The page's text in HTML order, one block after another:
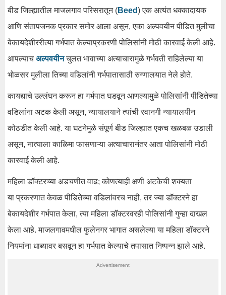
बीड जिल्ह्यातील माजलगाव परिसरातून (Beed ) एक अत्यंत धक्कादायक
आणि संतापजनक प्रकार समोर आला असून, एका अल्पवयीन पीडित मुलीचा
बेकायदेशीररीत्या गर्भपात केल्याप्रकरणी पोलिसांनी मोठी कारवाई केली आहे.
आपल्याच अल्पवयीन चुलत भावाच्या अत्याचारामुळे गर्भवती राहिलेल्या या
भोळसर मुलीला तिच्या वडिलांनी गर्भपातासाठी रुग्णालयात नेले होते.
कायद्याचे उल्लंघन करून हा गर्भपात घडवून आणल्यामुळे पोलिसांनी पीडितेच्या
वडिलांना अटक केली असून, न्यायालयाने त्यांची रवानगी न्यायालयीन
कोठडीत केली आहे. या घटनेमुळे संपूर्ण बीड जिल्ह्यात एकच खळबळ उडाली
असून, नात्याला काळिमा फासणाऱ्या अत्याचारानंतर आता पोलिसांनी मोठी
कारवाई केली आहे.
महिला डॉक्टरच्या अडचणीत वाढ; कोणत्याही क्षणी अटकेची शक्यता
या प्रकरणात केवळ पीडितेच्या वडिलांवरच नाही, तर ज्या डॉक्टरने हा
बेकायदेशीर गर्भपात केला, त्या महिला डॉक्टरवरही पोलिसांनी गुन्हा दाखल
केला आहे. माजलगावमधील फुलेनगर भागात असलेल्या या महिला डॉक्टरने
नियमांना धाब्यावर बसवून हा गर्भपात केल्याचे तपासात निष्पन्न झाले आहे.